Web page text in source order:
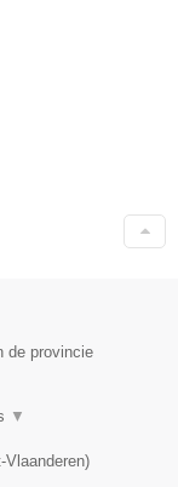
de provincie
▼
Vlaanderen)